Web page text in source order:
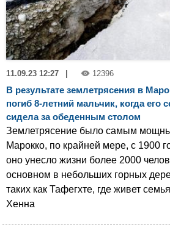
11.09.23 12:27 12396
В результате землетрясения в
погиб 8-летний мальчик, когда его
сидела за обеденным столом
Землетрясение было самым
Марокко, по крайней мере, с 1900
оно унесло жизни более 2000
основном в небольших горных
таких как Тафегхте, где живет
Хенна